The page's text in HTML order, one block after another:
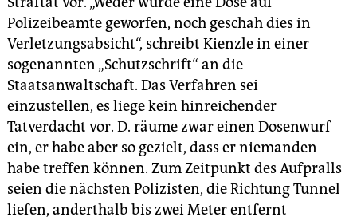
Polizeibeamte geworfen, noch geschah dies in
Verletzungsabsicht“, schreibt Kienzle in einer
sogenannten „Schutzschrift“ an die
Staatsanwaltschaft. Das Verfahren sei
einzustellen, es liege kein hinreichender
Tatverdacht vor. D. räume zwar einen Dosenwurf
ein, er habe aber so gezielt, dass er niemanden
habe treffen können. Zum Zeitpunkt des Aufpralls
seien die nächsten Polizisten, die Richtung Tunnel
liefen, anderthalb bis zwei Meter entfernt